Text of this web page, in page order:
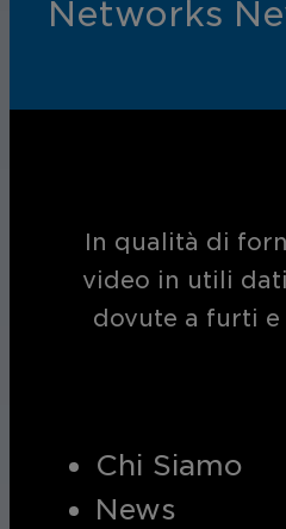
Networks
In qualità di
video in utili
dovute a furti
Chi Siamo
News